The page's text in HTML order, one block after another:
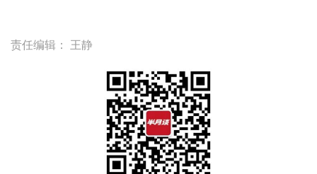
责任编辑： 王静